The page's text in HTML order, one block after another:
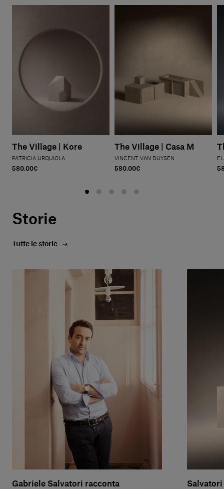
The Village | Kore
PATRICIA URQUIOLA
580,00€
The Village | Casa M
VINCENT VAN DUYSEN
580,00€
Storie
Tutte le storie
Gabriele Salvatori racconta
Salvatori